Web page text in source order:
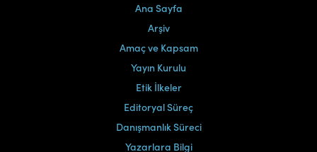
Ana Sayfa
Arşiv
Amaç ve Kapsam
Yayın Kurulu
Etik İlkeler
Editoryal Süreç
Danışmanlık Süreci
Yazarlara Bilgi